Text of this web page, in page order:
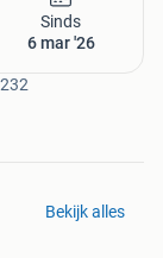
Sinds
6 mar '26
Bekijk alles